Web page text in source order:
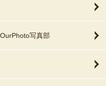
写真部